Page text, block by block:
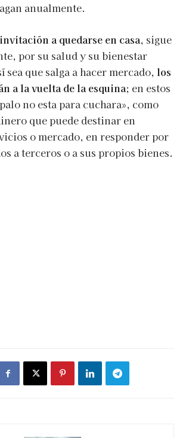
anualmente.
invitación a quedarse en casa, sigue
por su salud y su bienestar
sea que salga a hacer mercado, los
a la vuelta de la esquina; en estos
no esta para cuchara», como
que puede destinar en
o mercado, en responder por
a terceros o a sus propios bienes.